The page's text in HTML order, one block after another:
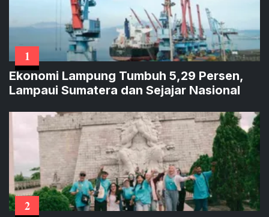
1
Ekonomi Lampung Tumbuh 5,29 Persen,
Lampaui Sumatera dan Sejajar Nasional
2